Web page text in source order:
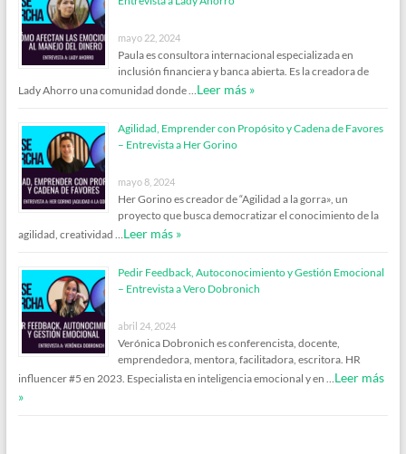
mayo 22, 2024
Paula es consultora internacional especializada en
inclusión financiera y banca abierta. Es la creadora de
Lady Ahorro una comunidad donde … Leer más »
Agilidad, Emprender con Propósito y Cadena de Favores
– Entrevista a Her Gorino
mayo 8, 2024
Her Gorino es creador de “Agilidad a la gorra», un
proyecto que busca democratizar el conocimiento de la
agilidad, creatividad … Leer más »
Pedir Feedback, Autoconocimiento y Gestión Emocional
– Entrevista a Vero Dobronich
abril 24, 2024
Verónica Dobronich es conferencista, docente,
emprendedora, mentora, facilitadora, escritora. HR
influencer #5 en 2023. Especialista en inteligencia emocional y en … Leer más
»